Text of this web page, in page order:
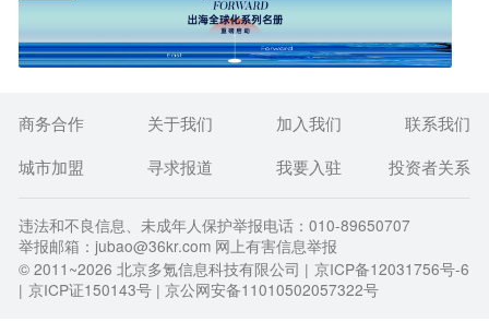
商务合作 关于我们 加入我们
联系我们
城市加盟
寻求报道 我要入驻 投资者关系
违法和不良信息、未成年人保护举报电话：010-89650707
举报邮箱：jubao@36kr.com 网上有害信息举报
© 2011~2026 北京多氪信息科技有限公司 | 京ICP备12031756号-6
| 京ICP证150143号 | 京公网安备11010502057322号